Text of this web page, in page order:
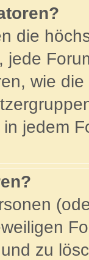
die
jede
wie
jedem
zu